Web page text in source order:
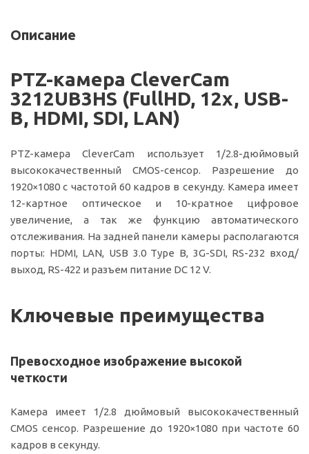
Описание
PTZ-камера CleverCam
3212UB3HS (FullHD, 12x, USB-
B, HDMI, SDI, LAN)
PTZ-камера CleverCam использует 1/2.8-дюймовый
высококачественный CMOS-сенсор. Разрешение до
1920×1080 с частотой 60 кадров в секунду. Камера имеет
12-картное оптическое и 10-кратное цифровое
увеличение, а так же функцию автоматического
отслеживания. На задней панели камеры располагаются
порты: HDMI, LAN, USB 3.0 Type B, 3G-SDI, RS-232 вход/
выход, RS-422 и разъем питание DC 12 V.
Ключевые преимущества
Превосходное изображение высокой
четкости
Камера имеет 1/2.8 дюймовый высококачественный
CMOS сенсор. Разрешение до 1920×1080 при частоте 60
кадров в секунду.